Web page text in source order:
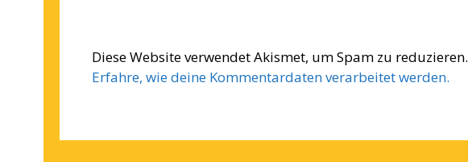
Diese Website verwendet Akismet, um Spam zu reduzieren.
Erfahre, wie deine Kommentardaten verarbeitet werden.